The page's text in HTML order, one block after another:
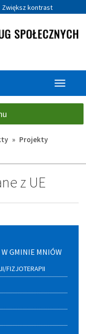
Zwiększ kontrast
Przełącz
» Projekty
z UE
W GMINIE MNIÓW
FIZJOTERAPII